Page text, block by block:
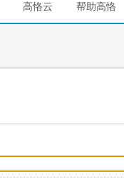
高恪云 帮助高恪